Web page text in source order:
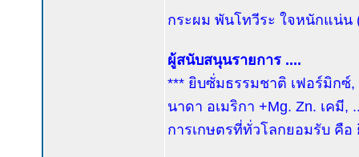
กระผม พันโทวีระ ใจหนักแน่น
ผู้สนับสนุนรายการ ....
*** ยิบซั่มธรรมชาติ เฟอร์มิกซ์,
นาดา อเมริกา +Mg. Zn. เคมี,
การเกษตรที่ทั่วโลกยอมรับ คื